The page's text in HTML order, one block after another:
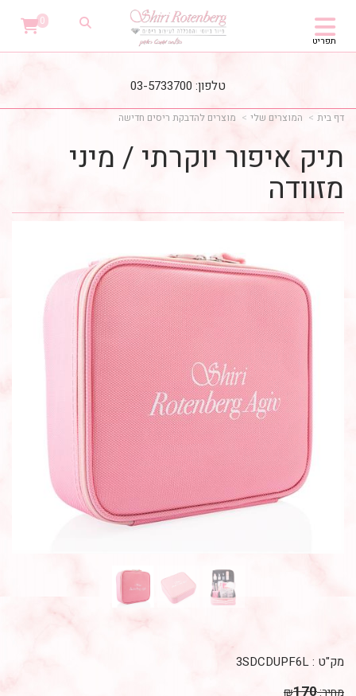
טלפון: 03-5733700
תפריט
0
דף בית המוצרים שלי מוצרים להדבקת ריסים חדישה
תיק איפור יוקרתי / מיני
מזוודה
מק"ט :3SDCDUPF6L
מחיר: ₪170